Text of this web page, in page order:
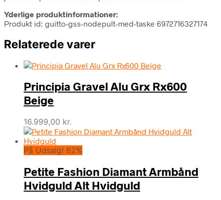
Yderlige produktinformationer:
Produkt id: guitto-gss-nodepult-med-taske 6972716327174
Relaterede varer
Principia Gravel Alu Grx Rx600
Beige
16.999,00 kr.
På Udsalg! 62%
Petite Fashion Diamant Armbånd
Hvidguld Alt Hvidguld